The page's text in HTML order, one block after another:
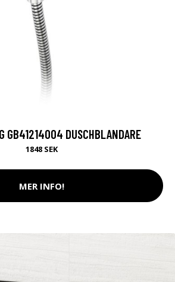
GB41214004 DUSCHBLANDARE
1848 SEK
MER INFO!